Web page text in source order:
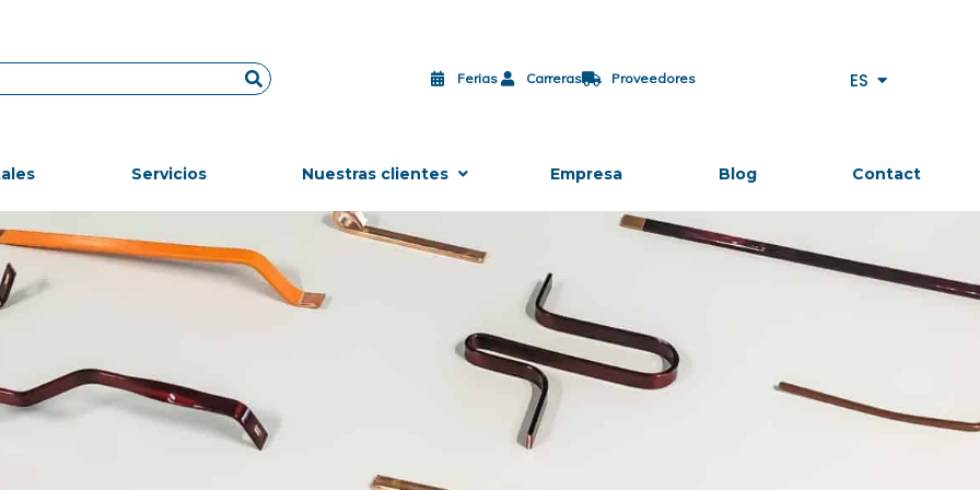
Ferias Carreras Proveedores ES
ES-MX
Servicios Nuestras clientes Empresa Blog Contact